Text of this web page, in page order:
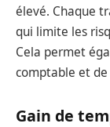
élevé. Chaque
qui limite les
Cela permet
comptable et
Gain de